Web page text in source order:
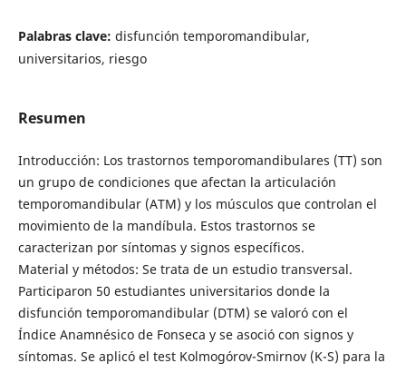
Palabras clave: disfunción temporomandibular,
universitarios, riesgo
Resumen
Introducción: Los trastornos temporomandibulares (TT) son
un grupo de condiciones que afectan la articulación
temporomandibular (ATM) y los músculos que controlan el
movimiento de la mandíbula. Estos trastornos se
caracterizan por síntomas y signos específicos.
Material y métodos: Se trata de un estudio transversal.
Participaron 50 estudiantes universitarios donde la
disfunción temporomandibular (DTM) se valoró con el
Índice Anamnésico de Fonseca y se asoció con signos y
síntomas. Se aplicó el test Kolmogórov-Smirnov (K-S) para la